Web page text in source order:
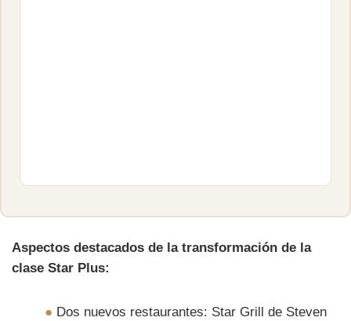
Aspectos destacados de la transformación de la
clase Star Plus:
● Dos nuevos restaurantes: Star Grill de Steven